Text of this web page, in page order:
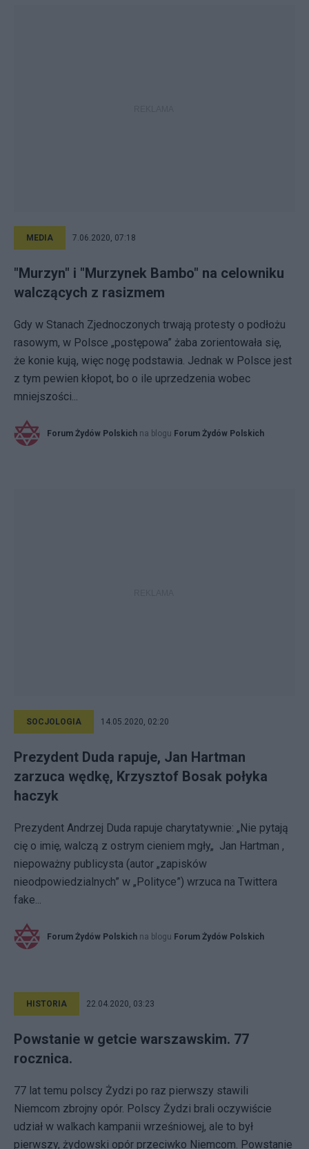
MEDIA 7.06.2020, 07:18
"Murzyn" i "Murzynek Bambo" na celowniku
walczących z rasizmem
Gdy w Stanach Zjednoczonych trwają protesty o podłożu
rasowym, w Polsce „postępowa” żaba zorientowała się,
że konie kują, więc nogę podstawia. Jednak w Polsce jest
z tym pewien kłopot, bo o ile uprzedzenia wobec
mniejszości...
Forum Żydów Polskich na blogu Forum Żydów Polskich
SOCJOLOGIA 14.05.2020, 02:20
Prezydent Duda rapuje, Jan Hartman
zarzuca wędkę, Krzysztof Bosak połyka
haczyk
Prezydent Andrzej Duda rapuje charytatywnie: „Nie pytają
cię o imię, walczą z ostrym cieniem mgły„ Jan Hartman ,
niepoważny publicysta (autor „zapisków
nieodpowiedzialnych” w „Polityce”) wrzuca na Twittera
fake...
Forum Żydów Polskich na blogu Forum Żydów Polskich
HISTORIA 22.04.2020, 03:23
Powstanie w getcie warszawskim. 77
rocznica.
77 lat temu polscy Żydzi po raz pierwszy stawili
Niemcom zbrojny opór. Polscy Żydzi brali oczywiście
udział w walkach kampanii wrześniowej, ale to był
pierwszy, żydowski opór przeciwko Niemcom. Powstanie